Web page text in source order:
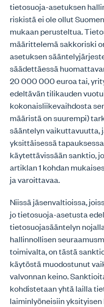
tietosuoja-asetuksen
riskistä ei ole ollut
mukaan perusteltua.
määrittelemä sakkoriski
asetuksen
säädettäessä
20 000 000 euroa tai,
edeltävän tilikauden
kokonaisliikevaihdosta
määristä on suurempi)
sääntelyn vaikuttavuutta,
yksittäisessä
käytettävissään sanktio,
artiklan 1 kohdan
ja varoittavaa.
Niissä jäsenvaltioissa,
jo tietosuoja-asetusta
tietosuojasääntelyn
hallinnollisen
toimivalta, on tästä
käytöstä muodostunut
valvonnan keino.
kohdistetaan yhtä lailla
laiminlyöneisiin